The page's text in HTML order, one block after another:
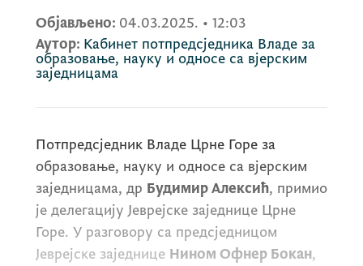
Објављено: 04.03.2025. • 12:03
Аутор: Кабинет потпредсједника Владе за
образовање, науку и односе са вјерским
заједницама
Потпредсједник Владе Црне Горе за
образовање, науку и односе са вјерским
заједницама, др Будимир Алексић, примио
је делегацију Јеврејске заједнице Црне
Горе. У разговору са предсједницом
Јеврејске заједнице Нином Офнер Бокан,